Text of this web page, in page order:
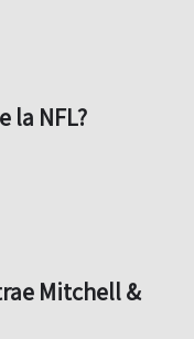
la NFL?
Mitchell &